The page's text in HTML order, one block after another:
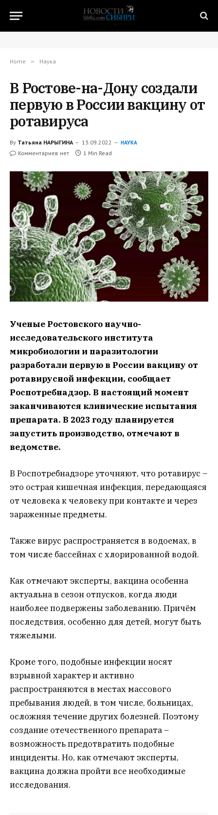
Home » Наука
В Ростове-на-Дону создали
первую в России вакцину от
ротавируса
By Татьяна НАРЫГИНА 13.09.2022 НАУКА
Комментариев нет 1 Min Read
Ученые Ростовского научно-
исследовательского института
микробиологии и паразитологии
разработали первую в России вакцину от
ротавирусной инфекции, сообщает
Роспотребнадзор. В настоящий момент
заканчиваются клинические испытания
препарата. В 2023 году планируется
запустить производство, отмечают в
ведомстве.
В Роспотребнадзоре уточняют, что ротавирус –
это острая кишечная инфекция, передающаяся
от человека к человеку при контакте и через
зараженные предметы.
Также вирус распространяется в водоемах, в
том числе бассейнах с хлорированной водой.
Как отмечают эксперты, вакцина особенна
актуальна в сезон отпусков, когда люди
наиболее подвержены заболеванию. Причём
последствия, особенно для детей, могут быть
тяжелыми.
Кроме того, подобные инфекции носят
взрывной характер и активно
распространяются в местах массового
пребывания людей, в том числе, больницах,
осложняя течение других болезней. Поэтому
создание отечественного препарата –
возможность предотвратить подобные
инциденты. Но, как отмечают эксперты,
вакцина должна пройти все необходимые
исследования.